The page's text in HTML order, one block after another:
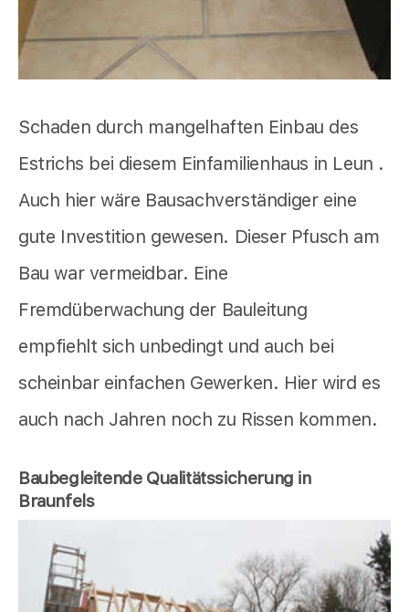
Schaden durch mangelhaften Einbau des
Estrichs bei diesem Einfamilienhaus in Leun .
Auch hier wäre Bausachverständiger eine
gute Investition gewesen. Dieser Pfusch am
Bau war vermeidbar. Eine
Fremdüberwachung der Bauleitung
empfiehlt sich unbedingt und auch bei
scheinbar einfachen Gewerken. Hier wird es
auch nach Jahren noch zu Rissen kommen.
Baubegleitende Qualitätssicherung in
Braunfels